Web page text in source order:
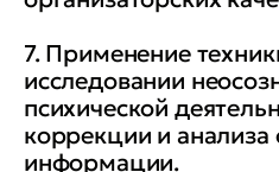
7. Применение
исследовании
психической
коррекции и
информации.